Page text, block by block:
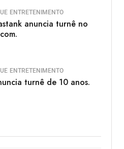
ENTRETENIMENTO
anuncia turnê no
ENTRETENIMENTO
turnê de 10 anos.